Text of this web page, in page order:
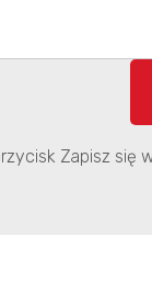
Zapisz się